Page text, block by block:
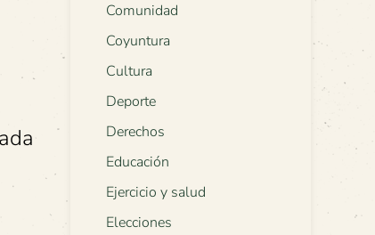
Comunidad
Coyuntura
Cultura
Deporte
Derechos
Educación
Ejercicio y salud
Elecciones